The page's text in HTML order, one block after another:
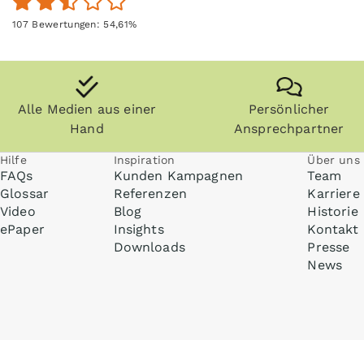
107Bewertungen: 54,61%
Alle Medien aus einer
Hand
Persönlicher
Ansprechpartner
Hilfe
FAQs
Glossar
Video
ePaper
Inspiration
Kunden Kampagnen
Referenzen
Blog
Insights
Downloads
Über uns
Team
Karriere
Historie
Kontakt
Presse
News